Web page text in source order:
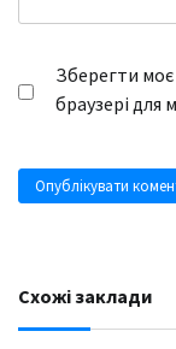
Зберегти
браузері для
Схожі заклади